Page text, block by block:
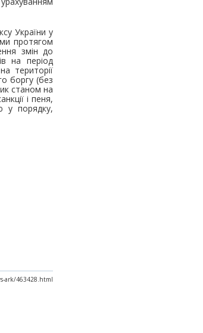
України у
протягом
змін до
на період
території
боргу (без
станом на
і пеня,
у порядку,
ark/463428.html